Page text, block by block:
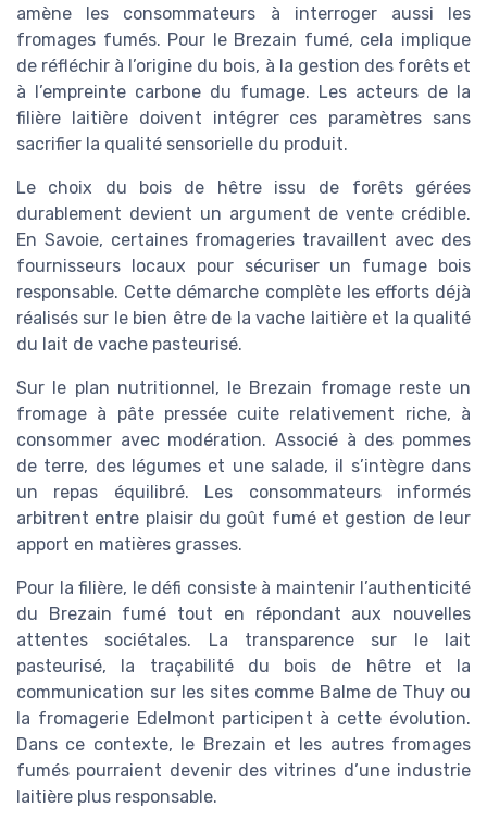
amène les consommateurs à interroger aussi les
fromages fumés. Pour le Brezain fumé, cela implique
de réfléchir à l’origine du bois, à la gestion des forêts et
à l’empreinte carbone du fumage. Les acteurs de la
filière laitière doivent intégrer ces paramètres sans
sacrifier la qualité sensorielle du produit.
Le choix du bois de hêtre issu de forêts gérées
durablement devient un argument de vente crédible.
En Savoie, certaines fromageries travaillent avec des
fournisseurs locaux pour sécuriser un fumage bois
responsable. Cette démarche complète les efforts déjà
réalisés sur le bien être de la vache laitière et la qualité
du lait de vache pasteurisé.
Sur le plan nutritionnel, le Brezain fromage reste un
fromage à pâte pressée cuite relativement riche, à
consommer avec modération. Associé à des pommes
de terre, des légumes et une salade, il s’intègre dans
un repas équilibré. Les consommateurs informés
arbitrent entre plaisir du goût fumé et gestion de leur
apport en matières grasses.
Pour la filière, le défi consiste à maintenir l’authenticité
du Brezain fumé tout en répondant aux nouvelles
attentes sociétales. La transparence sur le lait
pasteurisé, la traçabilité du bois de hêtre et la
communication sur les sites comme Balme de Thuy ou
la fromagerie Edelmont participent à cette évolution.
Dans ce contexte, le Brezain et les autres fromages
fumés pourraient devenir des vitrines d’une industrie
laitière plus responsable.